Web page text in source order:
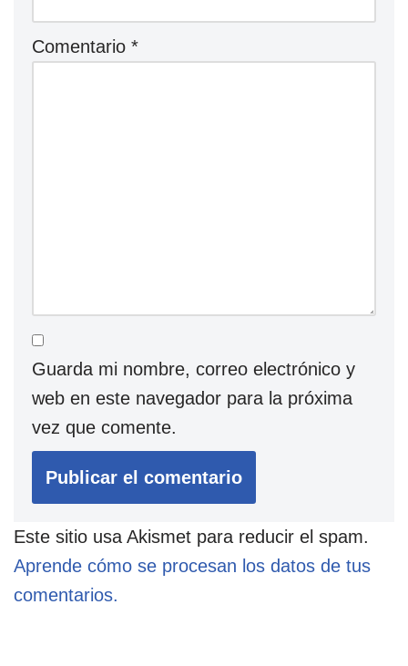
Comentario *
Guarda mi nombre, correo electrónico y
web en este navegador para la próxima
vez que comente.
Este sitio usa Akismet para reducir el spam.
Aprende cómo se procesan los datos de tus
comentarios.